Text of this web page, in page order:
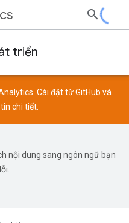
triển
Cài đặt từGitHub và
chi tiết.
nội dung sang ngôn ngữ bạn